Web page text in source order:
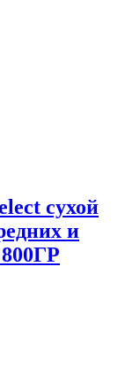
сухой
и